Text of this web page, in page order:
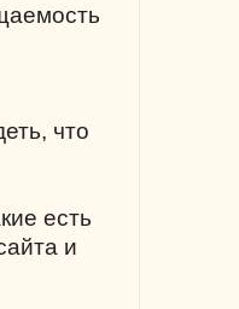
что
есть
и